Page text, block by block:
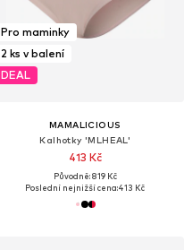
Pro maminky
2 ks v balení
DEAL
MAMALICIOUS
Kalhotky 'MLHEAL'
413 Kč
Původně: 819 Kč
Poslední nejnižší cena:413 Kč